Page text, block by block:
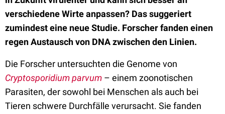
verschiedene Wirte anpassen? Das suggeriert
zumindest eine neue Studie. Forscher fanden einen
regen Austausch von DNA zwischen den Linien.
Die Forscher untersuchten die Genome von
Cryptosporidium parvum – einem zoonotischen
Parasiten, der sowohl bei Menschen als auch bei
Tieren schwere Durchfälle verursacht. Sie fanden